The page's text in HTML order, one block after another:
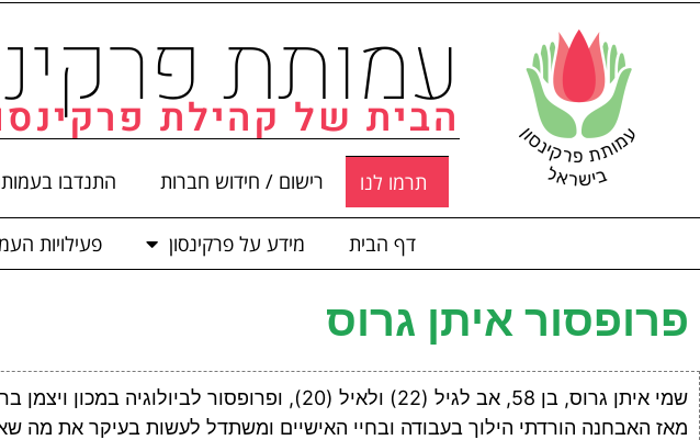
עמותת
הבית של קהילת
תרמו לנו רישום / חידוש חברות התנדבו
דף הבית מידע על פרקינסון פעילויות
פרופסור איתן גרוס
מאז האבחנה הורדתי הילוך בעבודה ובחיי האישיים ומשתדל לעשות בעיקר את מה